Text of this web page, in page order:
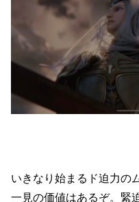
いきなり始まるド迫力の
一見の価値はあるぞ。緊